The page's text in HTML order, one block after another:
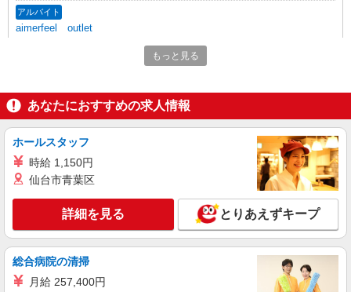
アルバイト
aimerfeel outlet
販売スタッフ
アルバイト： ☆フルタイム勤務・土日祝日遅
制限あり 時給1,100円 研修中：時給1,100円（研修
期間4ヶ月）
三重県桑名市長島町浦安368 三井アウトレット
パーク ジャズドリーム長島
キープ 詳細を見る
アルバイト パート
セルジオ ロッシ
販売スタッフ
アルバイト・パート・契約社員：時給1,200
三重県桑名市長島町浦安368 三井アウトレット
パーク ジャズドリーム長島
もっと見る
あなたにおすすめの求人情報
ホールスタッフ
時給 1,150円
仙台市青葉区
詳細を見る とりあえずキープ
総合病院の清掃
月給 257,400円